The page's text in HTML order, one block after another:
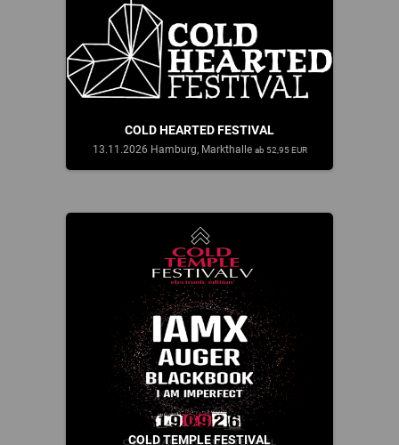
COLD HEARTED FESTIVAL
13.11.2026 Hamburg, Markthalle ab 52,95 EUR
COLD TEMPLE FESTIVAL